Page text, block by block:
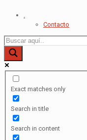
.
Contacto
Exact matches only
Search in title
Search in content